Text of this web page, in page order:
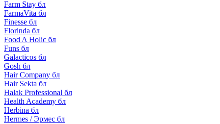
Farm Stay бл
FarmaVita бл
Finesse бл
Florinda бл
Food A Holic бл
Funs бл
Galacticos бл
Gosh бл
Hair Company бл
Hair Sekta бл
Halak Professional бл
Health Academy бл
Herbina бл
Hermes / Эрмес бл